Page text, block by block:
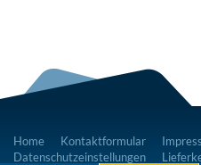
Home Kontaktformular
Datenschutzeinstellungen